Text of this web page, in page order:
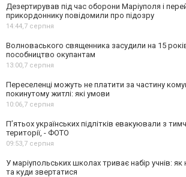
Дезертирував під час оборони Маріуполя і
прикордоннику повідомили про підозру
14:44,7 серпня
Волноваського священника засудили на 15
пособництво окупантам
13:00,7 серпня
Переселенці можуть не платити за частину
покинутому житлі: які умови
10:06,7 серпня
П’ятьох українських підлітків евакуювали з
території, - ФОТО
09:53,7 серпня
У маріупольських школах триває набір учнів: як
та куди звертатися